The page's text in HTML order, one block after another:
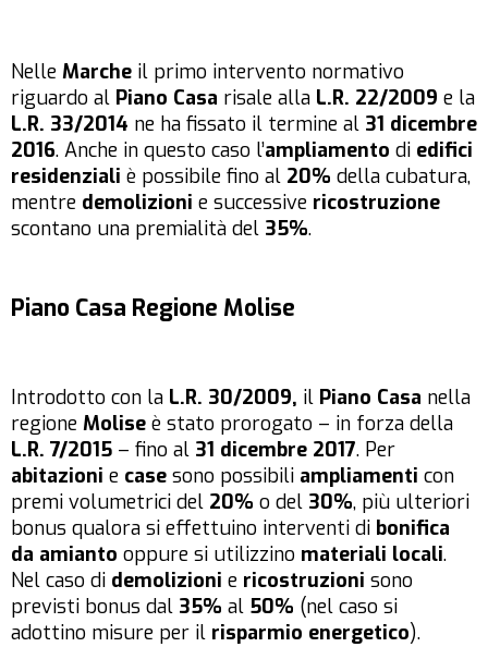
Nelle Marche il primo intervento normativo
riguardo al Piano Casa risale alla L.R. 22/2009 e la
L.R. 33/2014 ne ha fissato il termine al 31 dicembre
2016. Anche in questo caso l’ampliamento di edifici
residenziali è possibile fino al 20% della cubatura,
mentre demolizioni e successive ricostruzione
scontano una premialità del 35%.
Piano Casa Regione Molise
Introdotto con la L.R. 30/2009, il Piano Casa nella
regione Molise è stato prorogato – in forza della
L.R. 7/2015 – fino al 31 dicembre 2017. Per
abitazioni e case sono possibili ampliamenti con
premi volumetrici del 20% o del 30%, più ulteriori
bonus qualora si effettuino interventi di bonifica
da amianto oppure si utilizzino materiali locali.
Nel caso di demolizioni e ricostruzioni sono
previsti bonus dal 35% al 50% (nel caso si
adottino misure per il risparmio energetico).